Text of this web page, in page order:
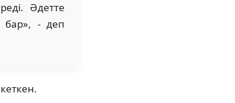
Әдетте
бар», - деп